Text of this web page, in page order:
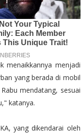
menaikkannya menjadi
yang berada di mobil
mendatang, sesuai
katanya.
yang dikendarai oleh